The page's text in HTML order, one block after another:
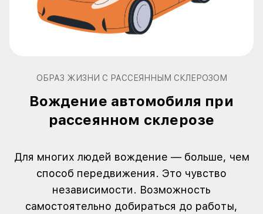
ОБРАЗ ЖИЗНИ С РАССЕЯННЫМ СКЛЕРОЗОМ
Вождение автомобиля при
рассеянном склерозе
Для многих людей вождение — больше, чем
способ передвижения. Это чувство
независимости. Возможность
самостоятельно добираться до работы,